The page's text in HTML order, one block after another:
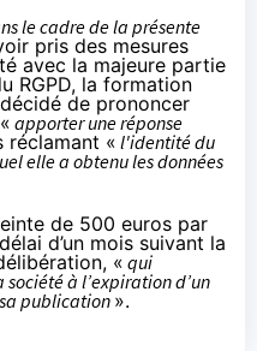
le cadre de la présente
pris des mesures
avec la majeure partie
RGPD, la formation
de prononcer
apporter une réponse
réclamant « l'identité du
elle a obtenu les données
de 500 euros par
d’un mois suivant la
« qui
à l’expiration d’un
publication».